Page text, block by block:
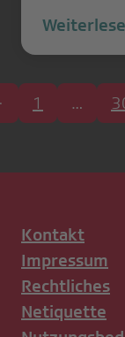
1 …
Kontakt
Impressum
Rechtliches
Netiquette